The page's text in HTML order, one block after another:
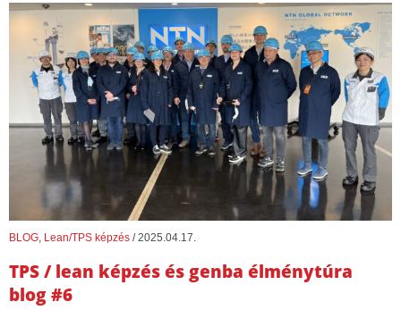
BLOG, Lean/TPS képzés /2025.04.17.
TPS / lean képzés és genba élménytúra
blog #6